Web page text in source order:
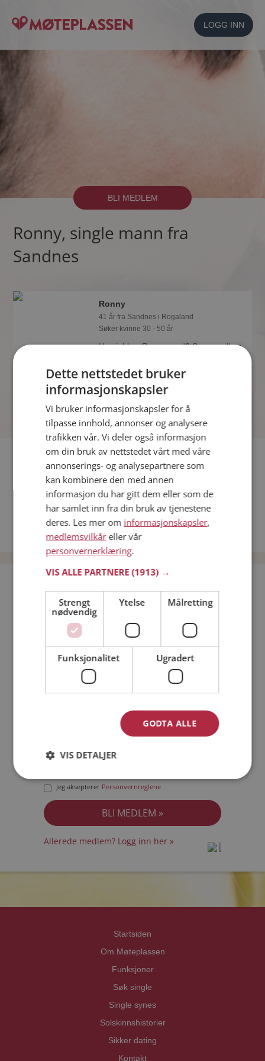
LOGG INN
BLI MEDLEM
Ronny, single mann fra
Sandnes
Ronny
41 år fra Sandnes i Rogaland
Søker kvinne 30 - 50 år
Hva jobber Ronny med? Som medlem
detaljer om de single.
Fler single
Kvinner fra Sandnes
Date kvinner i Norge
Date menn i Norge
Jeg er en: Mann Kvinne
Min alder:
Jeg aksepterer Personvernreglene
Allerede medlem? Logg inn her »
Startsiden
Om Møteplassen
Funksjoner
Søk single
Single synes
Solskinnshistorier
Sikker dating
Kontakt
Dette nettstedet bruker
informasjonskapsler
Vi bruker informasjonskapsler for å
tilpasse innhold, annonser og analysere
trafikken vår. Vi deler også informasjon
om din bruk av nettstedet vårt med våre
annonserings- og analysepartnere som
kan kombinere den med annen
informasjon du har gitt dem eller som de
har samlet inn fra din bruk av tjenestene
deres. Les mer om informasjonskapsler,
medlemsvilkåreller vår
personvernerklæring.
VIS ALLE PARTNERE(1913) →
Strengt
nødvendig
Ytelse Målretting
Funksjonalitet Ugradert
GODTA ALLE
VIS DETALJER